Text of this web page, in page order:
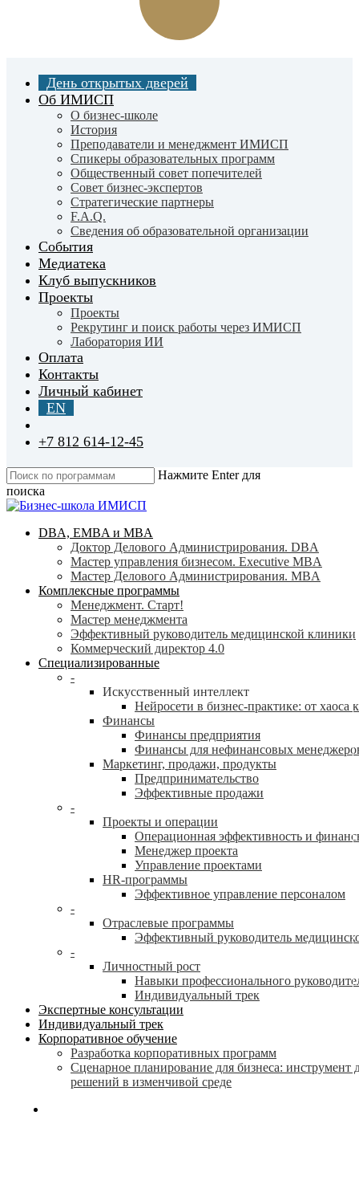
День открытых дверей
Об ИМИСП
О бизнес-школе
История
Преподаватели и менеджмент ИМИСП
Спикеры образовательных программ
Общественный совет попечителей
Совет бизнес-экспертов
Cтратегические партнеры
F.A.Q.
Сведения об образовательной организации
События
Медиатека
Клуб выпускников
Проекты
Проекты
Рекрутинг и поиск работы через ИМИСП
Лаборатория ИИ
Оплата
Контакты
Личный кабинет
EN
+7 812 614-12-45
Нажмите Enter для
поиска
Close
search
Menu
DBA, EMBA и MBA
Доктор Делового Администрирования. DBA
Мастер управления бизнесом. Executive MBA
Мастер Делового Администрирования. MBA
Комплексные программы
Менеджмент. Старт!
Мастер менеджмента
Эффективный руководитель медицинской клиники
Коммерческий директор 4.0
Специализированные
-
Искусственный интеллект
Нейросети в бизнес-практике: от хаоса
Финансы
Финансы предприятия
Финансы для нефинансовых
Маркетинг, продажи, продукты
Предпринимательство
Эффективные продажи
-
Проекты и операции
Операционная эффективность и
Менеджер проекта
Управление проектами
HR-программы
Эффективное управление персоналом
-
Отраслевые программы
Эффективный руководитель
-
Личностный рост
Навыки профессионального
Индивидуальный трек
Экспертные консультации
Индивидуальный трек
Корпоративное обучение
Разработка корпоративных программ
Сценарное планирование для бизнеса: инструмент
решений в изменчивой среде